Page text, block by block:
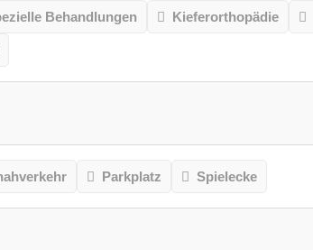
Behandlungen Kieferorthopädie
Parkplatz Spielecke